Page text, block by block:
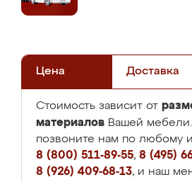
Цена Доставка
Стоимость зависит от
материалов Вашей
позвоните нам по любому
8 (800) 511-89-55, 8 (495)
8 (926) 409-68-13, и наш